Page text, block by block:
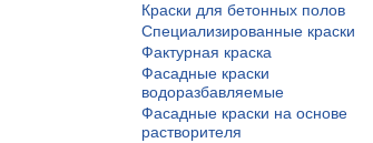
Краски для бетонных полов
Специализированные краски
Фактурная краска
Фасадные краски
водоразбавляемые
Фасадные краски на основе
растворителя